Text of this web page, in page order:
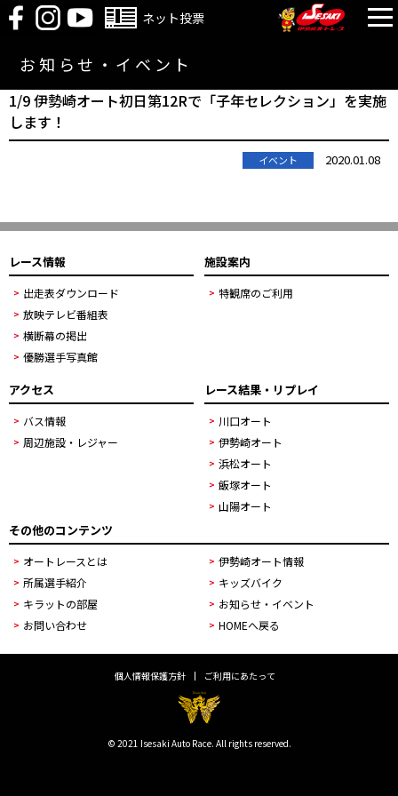
ネット投票
お知らせ・イベント
1/9 伊勢崎オート初日第12Rで「子年セレクション」を実施
します！
イベント 2020.01.08
レース情報
出走表ダウンロード
放映テレビ番組表
横断幕の掲出
優勝選手写真館
施設案内
特観席のご利用
アクセス
バス情報
周辺施設・レジャー
レース結果・リプレイ
川口オート
伊勢崎オート
浜松オート
飯塚オート
山陽オート
その他のコンテンツ
オートレースとは
伊勢崎オート情報
所属選手紹介
キッズバイク
キラットの部屋
お知らせ・イベント
お問い合わせ
HOMEへ戻る
個人情報保護方針 ご利用にあたって
© 2021 Isesaki Auto Race. All rights reserved.